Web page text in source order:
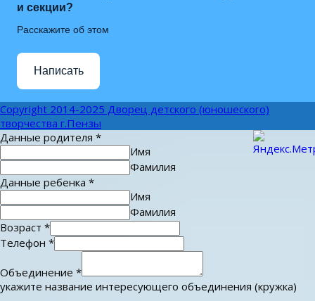
и секции?
Расскажите об этом
Написать
Copyright 2014-2025 Дворец детского (юношеского)
творчества г.Пензы
Данные родителя *
Имя
Фамилия
Данные ребенка *
Имя
Фамилия
Возраст *
Телефон *
Объединение *
укажите название интересующего объединения (кружка)